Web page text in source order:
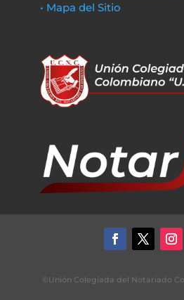
• Mapa del Sitio
©Unión Colegiada del Notariado